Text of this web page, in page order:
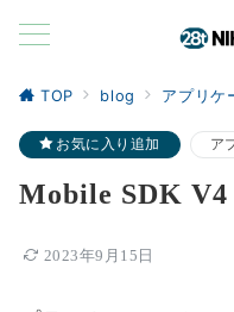
TOP blog アプリケ
お気に入り追加 ア
Mobile SDK V4
2023年9月15日